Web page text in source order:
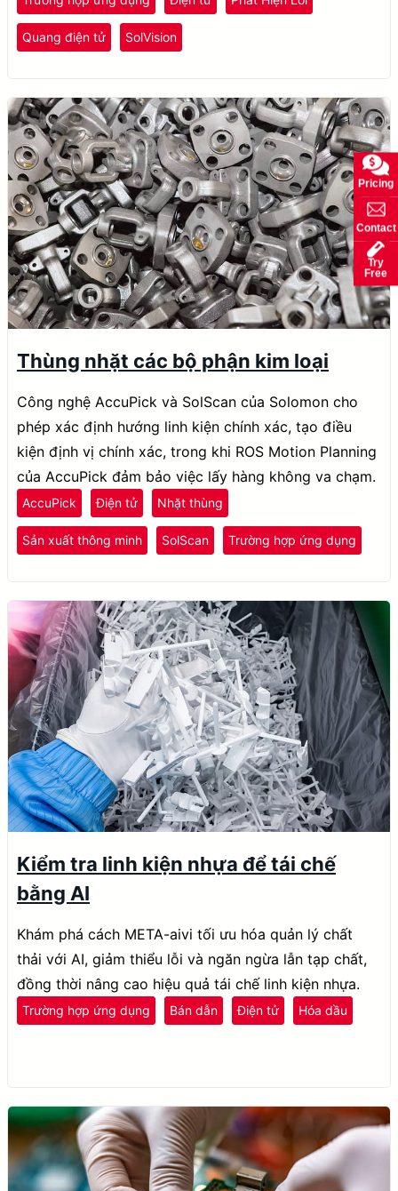
Quang điện tử SolVision
Thùng nhặt các bộ phận kim loại
Công nghệ AccuPick và SolScan của Solomon cho
phép xác định hướng linh kiện chính xác, tạo điều
kiện định vị chính xác, trong khi ROS Motion Planning
của AccuPick đảm bảo việc lấy hàng không va chạm.
AccuPick Điện tử Nhặt thùng
Sản xuất thông minh SolScan Trường hợp ứng dụng
Kiểm tra linh kiện nhựa để tái chế
bằng AI
Khám phá cách META-aivi tối ưu hóa quản lý chất
thải với AI, giảm thiểu lỗi và ngăn ngừa lẫn tạp chất,
đồng thời nâng cao hiệu quả tái chế linh kiện nhựa.
Trường hợp ứng dụng Bán dẫn Điện tử Hóa dầu
Pricing
Contact
Try
Free